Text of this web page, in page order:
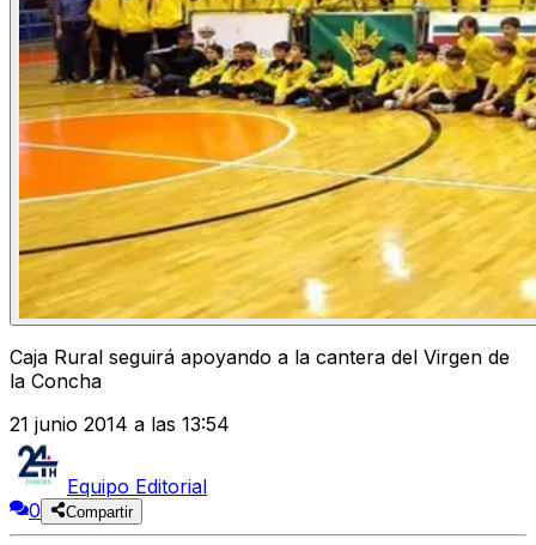
Caja Rural seguirá apoyando a la cantera del Virgen de
la Concha
21 junio 2014 a las 13:54
Equipo Editorial
0
Compartir